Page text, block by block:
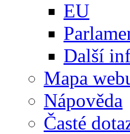
EU
Další
Mapa
Nápověda
Časté